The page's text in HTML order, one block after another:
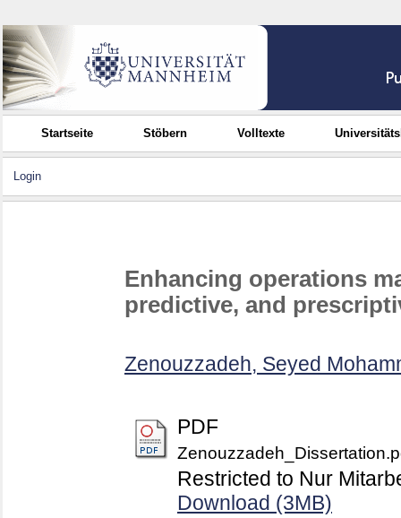
Startseite Stöbern Volltexte
Login
Enhancing operations
predictive, and
Zenouzzadeh, Seyed
PDF
Restricted to Nur
Download (3MB)